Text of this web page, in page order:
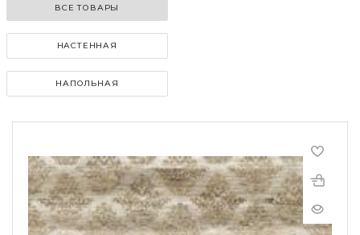
ВСЕ ТОВАРЫ
НАСТЕННАЯ
НАПОЛЬНАЯ